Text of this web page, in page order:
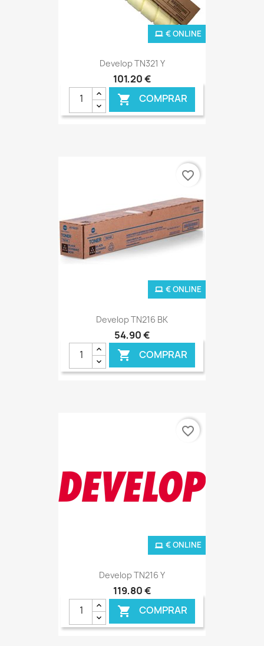
Develop TN321 Y
101,20 €
 COMPRAR
€ ONLINE
Develop TN216 BK
54,90 €
 COMPRAR
€ ONLINE
favorite_border
Develop TN216 Y
119,80 €
 COMPRAR
€ ONLINE
favorite_border